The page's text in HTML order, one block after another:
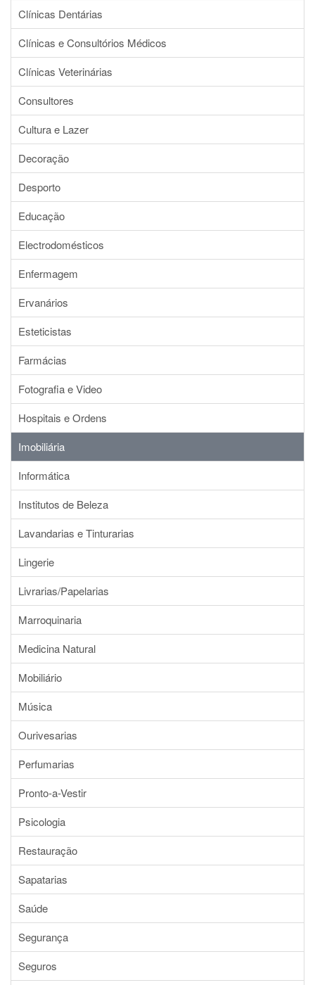
Clínicas Dentárias
Clínicas e Consultórios Médicos
Clínicas Veterinárias
Consultores
Cultura e Lazer
Decoração
Desporto
Educação
Electrodomésticos
Enfermagem
Ervanários
Esteticistas
Farmácias
Fotografia e Video
Hospitais e Ordens
Imobiliária
Informática
Institutos de Beleza
Lavandarias e Tinturarias
Lingerie
Livrarias/Papelarias
Marroquinaria
Medicina Natural
Mobiliário
Música
Ourivesarias
Perfumarias
Pronto-a-Vestir
Psicologia
Restauração
Sapatarias
Saúde
Segurança
Seguros